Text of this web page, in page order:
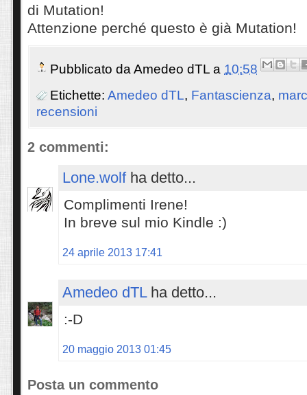
di Mutation!
Attenzione perché questo è già Mutation!
Pubblicato daAmedeo dTL a 10:58
Etichette: Amedeo dTL, Fantascienza,
recensioni
2 commenti:
Lone.wolfha detto...
Complimenti Irene!
In breve sul mio Kindle :)
24 aprile 2013 17:41
Amedeo dTLha detto...
:-D
20 maggio 2013 01:45
Posta un commento